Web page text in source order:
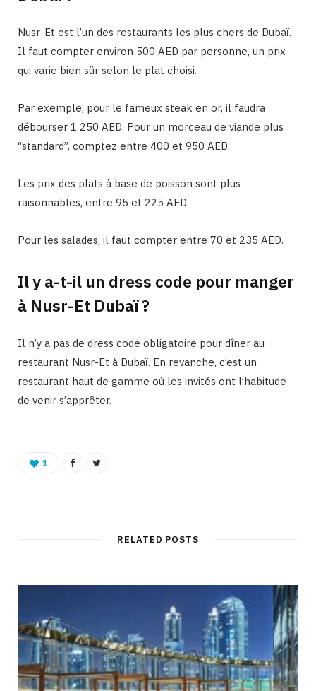
Nusr-Et est l’un des restaurants les plus chers de Dubaï.
Il faut compter environ 500 AED par personne, un prix
qui varie bien sûr selon le plat choisi.
Par exemple, pour le fameux steak en or, il faudra
débourser 1 250 AED. Pour un morceau de viande plus
“standard”, comptez entre 400 et 950 AED.
Les prix des plats à base de poisson sont plus
raisonnables, entre 95 et 225 AED.
Pour les salades, il faut compter entre 70 et 235 AED.
Il y a-t-il un dress code pour manger
à Nusr-Et Dubaï ?
Il n’y a pas de dress code obligatoire pour dîner au
restaurant Nusr-Et à Dubaï. En revanche, c’est un
restaurant haut de gamme où les invités ont l’habitude
de venir s’apprêter.
1
RELATED POSTS